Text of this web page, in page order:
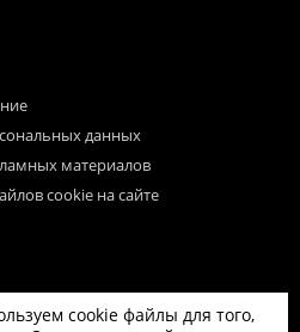
данных
материалов
cookie на сайте
cookie файлы для того,